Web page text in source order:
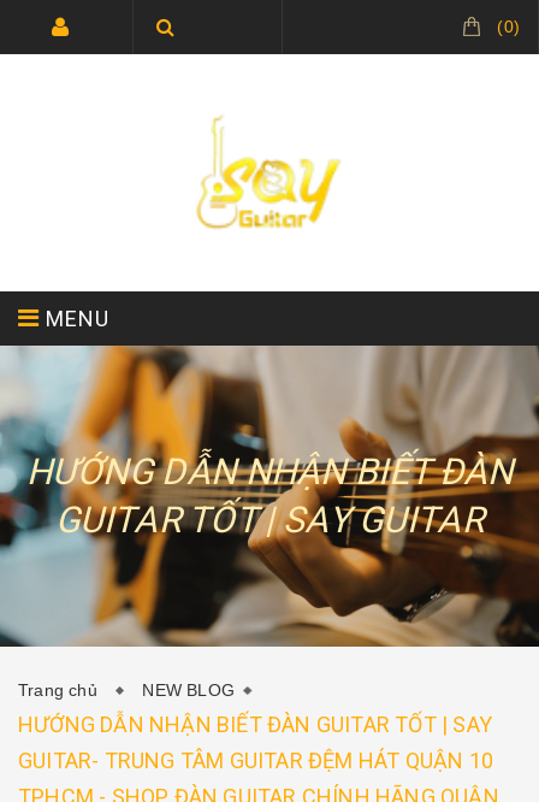
(0)
MENU
TRANG CHỦ GIỚI THIỆU
KHÓA HỌC SAY GUITAR SAY GUITAR SHOP
HƯỚNG DẪN NHẬN BIẾT ĐÀN
GUITAR TỐT | SAY GUITAR
Trang chủ NEW BLOG
HƯỚNG DẪN NHẬN BIẾT ĐÀN GUITAR TỐT | SAY
GUITAR- TRUNG TÂM GUITAR ĐỆM HÁT QUẬN 10
TPHCM - SHOP ĐÀN GUITAR CHÍNH HÃNG QUẬN